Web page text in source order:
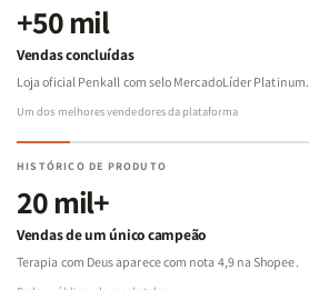
+50 mil
Vendas concluídas
Loja oficial Penkall com selo MercadoLíder Platinum.
Um dos melhores vendedores da plataforma
HISTÓRICO DE PRODUTO
20 mil+
Vendas de um único campeão
Terapia com Deus aparece com nota 4,9 na Shopee.